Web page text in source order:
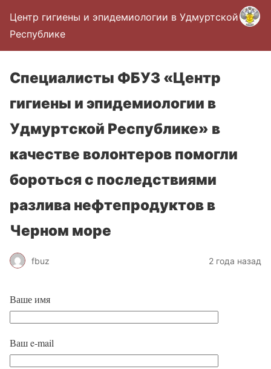
Центр гигиены и эпидемиологии в Удмуртской
Республике
Специалисты ФБУЗ «Центр
гигиены и эпидемиологии в
Удмуртской Республике» в
качестве волонтеров помогли
бороться с последствиями
разлива нефтепродуктов в
Черном море
fbuz 2 года назад
Ваше имя
Ваш e-mail